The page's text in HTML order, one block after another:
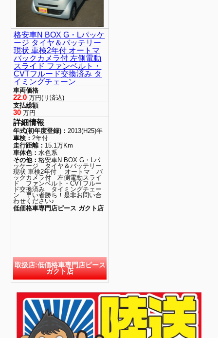
格安車N BOX G・Lパッケ
ージ タイヤ＆バッテリー
現状 車検2年付 オートマ
バックカメラ付 左側電動
スライド ファンベルト・
CVTフルード交換済み タ
イミングチェーン
車両価格
22.0 万円(リ済込)
支払総額
30 万円
詳細情報
年式(初年度登録)： 2013(H25)年
車検： 2年付
走行距離： 15.1万Km
車体色：水色系
その他：格安車N BOX G・Lパ
ッケージ タイヤ＆バッテリー
現状 車検2年付 オートマ バ
ックカメラ付 左側電動スライ
ド ファンベルト・CVTフルー
ド交換済み タイミングチェー
ン 早い者勝ち！是非お問い合
わせください♪
低価格車専門店ピース ガクト店
取扱店:低価格車専門店ピース
ガクト店